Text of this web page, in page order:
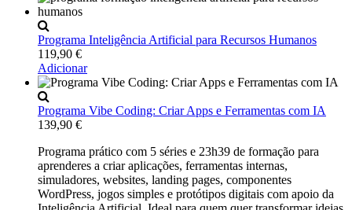
Programa Inteligência Artificial para Recursos Humanos
119,90 €
Adicionar
Programa Vibe Coding: Criar Apps e Ferramentas com IA
139,90 €
Programa prático com 5 séries e 23h39 de formação para
aprenderes a criar aplicações, ferramentas internas,
simuladores, websites, landing pages, componentes
WordPress, jogos simples e protótipos digitais com apoio da